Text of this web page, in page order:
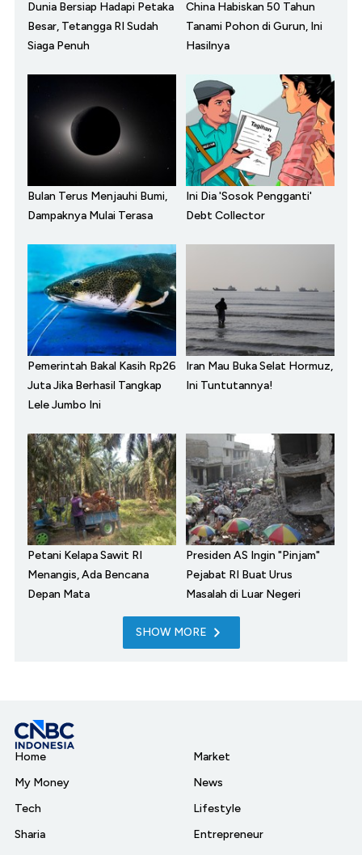
Dunia Bersiap Hadapi Petaka
Besar, Tetangga RI Sudah
Siaga Penuh
China Habiskan 50 Tahun
Tanami Pohon di Gurun, Ini
Hasilnya
Bulan Terus Menjauhi Bumi,
Dampaknya Mulai Terasa
Ini Dia 'Sosok Pengganti'
Debt Collector
Pemerintah Bakal Kasih Rp26
Juta Jika Berhasil Tangkap
Lele Jumbo Ini
Iran Mau Buka Selat Hormuz,
Ini Tuntutannya!
Petani Kelapa Sawit RI
Menangis, Ada Bencana
Depan Mata
Presiden AS Ingin "Pinjam"
Pejabat RI Buat Urus
Masalah di Luar Negeri
SHOW MORE
Home
My Money
Tech
Sharia
Market
News
Lifestyle
Entrepreneur